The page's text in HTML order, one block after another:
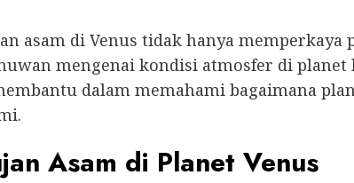
asam di Venus tidak hanya
mengenai kondisi atmosfer di
dalam memahami bagaimana
Asam di Planet Venus